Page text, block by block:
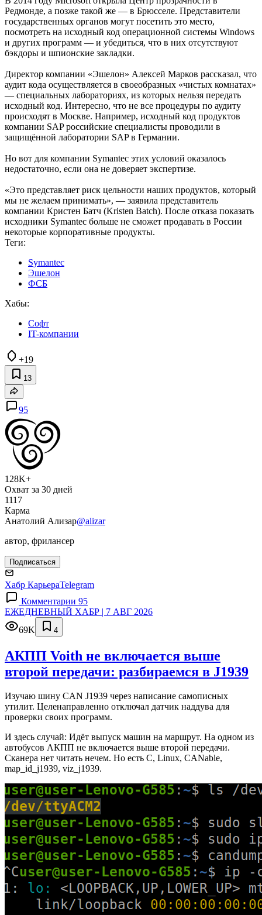
Редмонде, а позже такой же — в Брюсселе. Представители
государственных органов могут посетить это место,
посмотреть на исходный код операционной системы Windows
и других программ — и убедиться, что в них отсутствуют
бэкдоры и шпионские закладки.
Директор компании «Эшелон» Алексей Марков рассказал, что
аудит кода осуществляется в своеобразных «чистых комнатах»
— специальных лабораториях, из которых нельзя передать
исходный код. Интересно, что не все процедуры по аудиту
происходят в Москве. Например, исходный код продуктов
компании SAP российские специалисты проводили в
защищённой лаборатории SAP в Германии.
Но вот для компании Symantec этих условий оказалось
недостаточно, если она не доверяет экспертизе.
«Это представляет риск цельности наших продуктов, который
мы не желаем принимать», — заявила представитель
компании Кристен Батч (Kristen Batch). После отказа показать
исходники Symantec больше не сможет продавать в России
некоторые корпоративные продукты.
Теги:
Symantec
Эшелон
ФСБ
Хабы:
Софт
IT-компании
+19
13
95
128K+
Охват за 30 дней
1117
Карма
Анатолий Ализар@alizar
автор, фрилансер
Подписаться
Хабр КарьераTelegram
Комментарии 95
ЕЖЕДНЕВНЫЙ ХАБР | 7 АВГ 2026
69K
4
АКПП Voith не включается выше
второй передачи: разбираемся в J1939
Изучаю шину CAN J1939 через написание самописных
утилит. Целенаправленно отключал датчик наддува для
проверки своих программ.
И здесь случай: Идёт выпуск машин на маршрут. На одном из
автобусов АКПП не включается выше второй передачи.
Сканера нет читать нечем. Но есть C, Linux, CANable,
map_id_j1939, viz_j1939.